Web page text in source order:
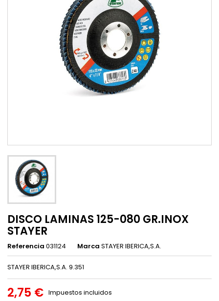
DISCO LAMINAS 125-080 GR.INOX
STAYER
Referencia 031124 Marca STAYER IBERICA,S.A.
STAYER IBERICA,S.A. 9.351
2,75 € Impuestos incluidos